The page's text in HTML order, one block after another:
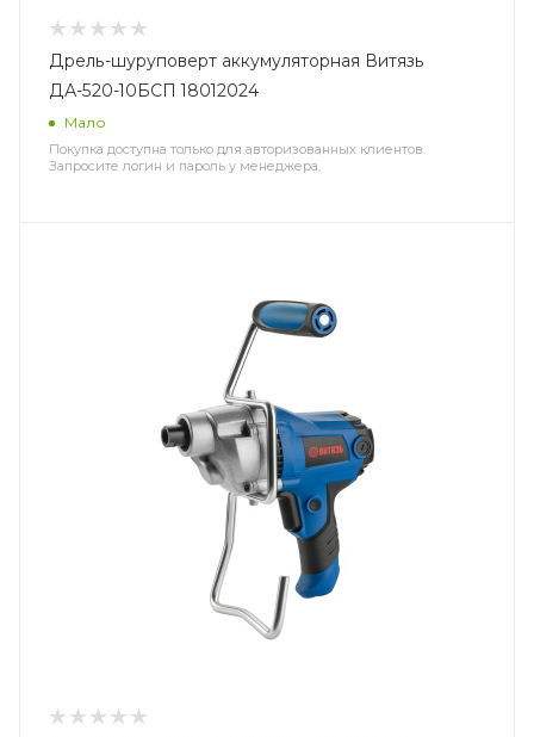
Дрель-шуруповерт аккумуляторная Витязь
ДА-520-10БСП 18012024
Мало
Покупка доступна только для авторизованных клиентов.
Запросите логин и пароль у менеджера.